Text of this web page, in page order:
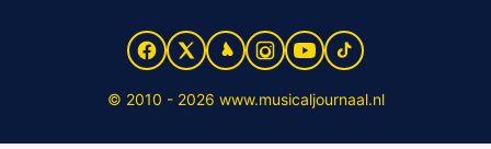
© 2010 - 2026 www.musicaljournaal.nl